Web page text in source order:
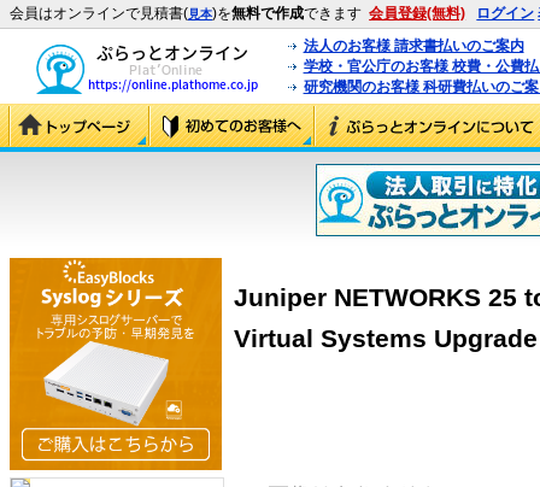
会員はオンラインで見積書(見本)を無料で作成できます 会員登録(無料) ログイン
法人のお客様 請求書払いのご案内
学校・官公庁のお客様 校費・公費
研究機関のお客様 科研費払いのご
Juniper NETWORKS 25
Virtual Systems Upgrade